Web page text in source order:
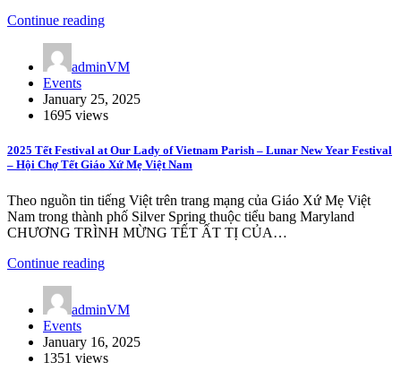
Continue reading
adminVM
Events
January 25, 2025
1695 views
2025 Tết Festival at Our Lady of Vietnam Parish – Lunar New Year Festival
– Hội Chợ Tết Giáo Xứ Mẹ Việt Nam
Theo nguồn tin tiếng Việt trên trang mạng của Giáo Xứ Mẹ Việt
Nam trong thành phố Silver Spring thuộc tiểu bang Maryland
CHƯƠNG TRÌNH MỪNG TẾT ẤT TỊ CỦA…
Continue reading
adminVM
Events
January 16, 2025
1351 views